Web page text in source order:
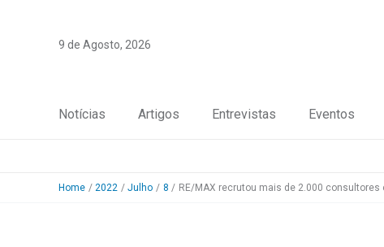
9 de Agosto, 2026
Notícias Artigos Entrevistas Eventos
Home 2022 Julho 8 RE/MAX recrutou mais de 2.000 consultores